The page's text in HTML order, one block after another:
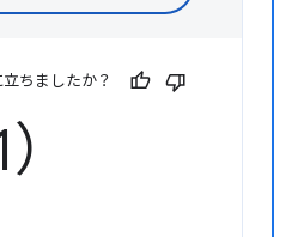
ちましたか？